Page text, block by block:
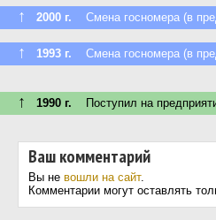
↑ 2000 г. Смена госномера (в
↑ 1993 г. Смена госномера (в
↑ 1990 г. Поступил на
Ваш комментарий
Вы не вошли на сайт.
Комментарии могут оставлять